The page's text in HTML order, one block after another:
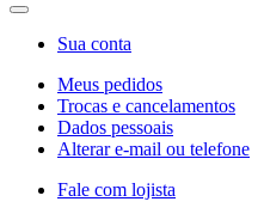
Sua conta
Meus pedidos
Trocas e cancelamentos
Dados pessoais
Alterar e-mail ou telefone
Fale com lojista